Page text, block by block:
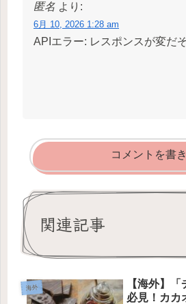
匿名 より:
6月 10, 2026 1:28 am
APIエラー: レスポンスが変だぞ
コメントを書
関連記事
海外
【海外】
必見！カカ